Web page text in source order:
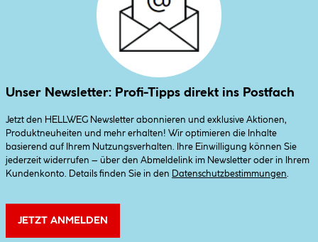
Unser Newsletter: Profi-Tipps direkt ins Postfach
Jetzt den HELLWEG Newsletter abonnieren und exklusive Aktionen,
Produktneuheiten und mehr erhalten! Wir optimieren die Inhalte
basierend auf Ihrem Nutzungsverhalten. Ihre Einwilligung können Sie
jederzeit widerrufen – über den Abmeldelink im Newsletter oder in Ihrem
Kundenkonto. Details finden Sie in den
Datenschutzbestimmungen
JETZT ANMELDEN